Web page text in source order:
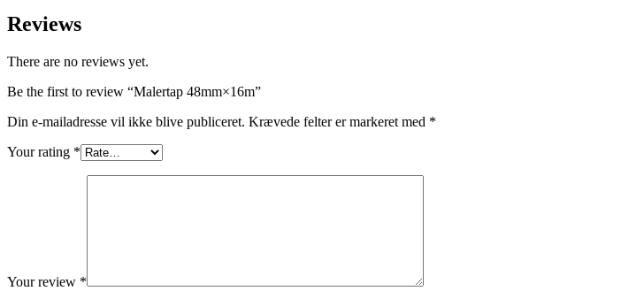
Reviews
There are no reviews yet.
Be the first to review “Malertap 48mm×16m”
Din e-mailadresse vil ikke blive publiceret. Krævede felter er markeret med *
Your rating *
Your review *